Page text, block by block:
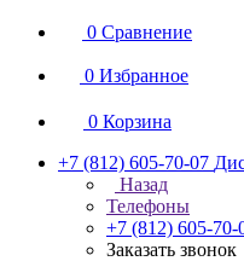
0 Сравнение
0 Избранное
0 Корзина
+7 (812) 605-70-07
Назад
Телефоны
+7 (812) 605-70-
Заказать звонок